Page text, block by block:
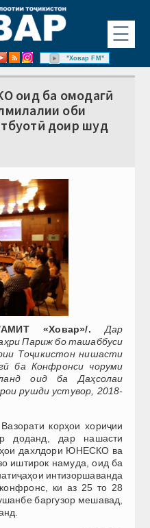
☰
"Ховар FM"
оид ба омодагӣ
оби
доир шуд
АМИТ «Ховар»/. Дар
Париж бо ташаббуси
Тоҷикистон нишасти
ба Конфронси чоруми
оид ба Даҳсолаи
рушди устувор, 2018-
корҳои хориҷии
доданд, дар нашасти
дахлдори ЮНЕСКО ва
иштирок намуда, оид ба
интизоршаванда
ки аз 25 то 28
баргузор мешавад,